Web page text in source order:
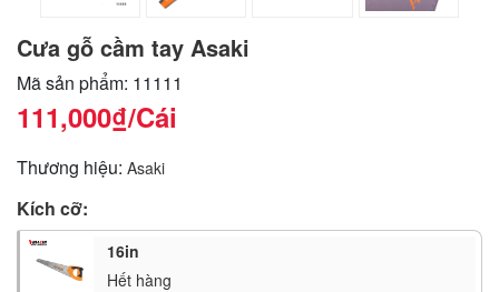
Cưa gỗ cầm tay Asaki
Mã sản phẩm: 11111
111,000₫/Cái
Thương hiệu: Asaki
Kích cỡ:
16in
Hết hàng